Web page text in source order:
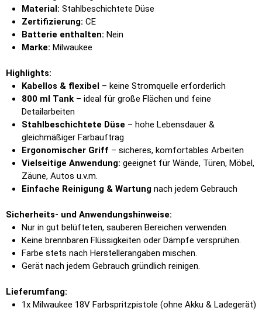
Material: Stahlbeschichtete Düse
Zertifizierung: CE
Batterie enthalten: Nein
Marke: Milwaukee
Highlights:
Kabellos & flexibel – keine Stromquelle erforderlich
800 ml Tank – ideal für große Flächen und feine
Detailarbeiten
Stahlbeschichtete Düse – hohe Lebensdauer &
gleichmäßiger Farbauftrag
Ergonomischer Griff – sicheres, komfortables Arbeiten
Vielseitige Anwendung: geeignet für Wände, Türen, Möbel,
Zäune, Autos u.v.m.
Einfache Reinigung & Wartung nach jedem Gebrauch
Sicherheits- und Anwendungshinweise:
Nur in gut belüfteten, sauberen Bereichen verwenden.
Keine brennbaren Flüssigkeiten oder Dämpfe versprühen.
Farbe stets nach Herstellerangaben mischen.
Gerät nach jedem Gebrauch gründlich reinigen.
Lieferumfang:
1x Milwaukee 18V Farbspritzpistole (ohne Akku & Ladegerät)